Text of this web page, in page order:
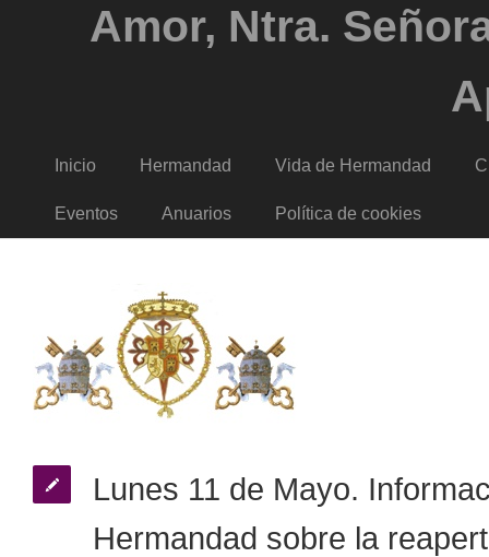
Amor, Ntra.
Inicio Hermandad Vida de Hermandad
Eventos Anuarios Política de cookies
Lunes 11 de Mayo.
Hermandad sobre la